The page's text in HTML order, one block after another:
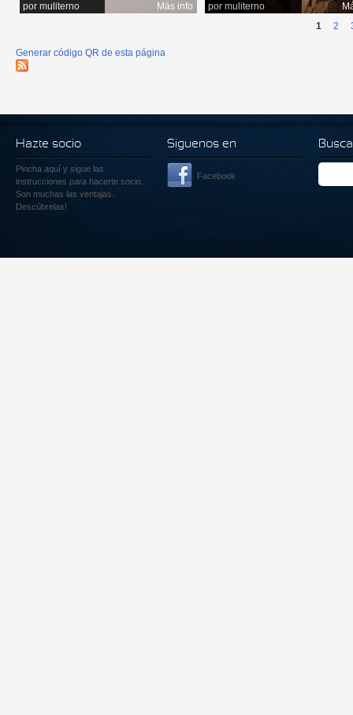
por muliterno Más info por muliterno
1 2
Generar código QR de esta página
Hazte socio
Pincha aquí y sigue las
instrucciones para hacerte socio.
Son muchas las ventajas.
Descúbrelas!
Siguenos en
Facebook